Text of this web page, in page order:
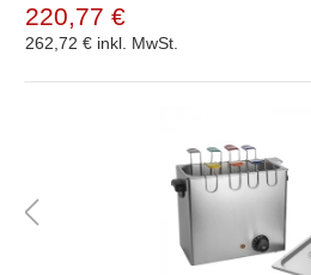
220,77 €
262,72 € inkl. MwSt.